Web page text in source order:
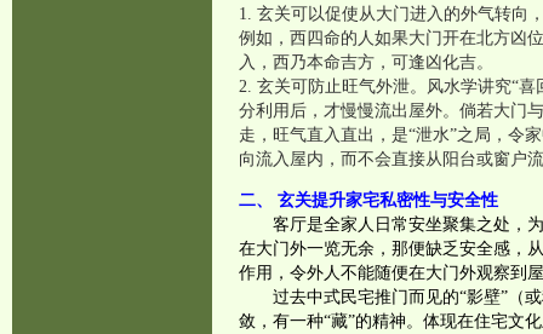
1. 玄关可以促使从大门进入的外气转向
例如，西四命的人如果大门开在北方凶
入，西乃本命吉方，可逢凶化吉。
2. 玄关可防止旺气外泄。风水学讲究“
分利用后，才慢慢流出屋外。倘若大门
走，旺气直入直出，是“泄水”之局，令
向流入屋内，而不会直接从阳台或窗户
二、 玄关提升家宅私密性与安全性
客厅是全家人日常安坐聚集之处，
在大门外一览无余，那便缺乏安全感，
作用，令外人不能随便在大门外观察到
过去中式民宅推门而见的“影壁”（
敛，有一种“藏”的精神。体现在住宅文